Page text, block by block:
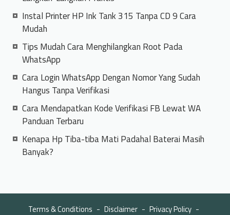
Instal Printer HP Ink Tank 315 Tanpa CD 9 Cara
Mudah
Tips Mudah Cara Menghilangkan Root Pada
WhatsApp
Cara Login WhatsApp Dengan Nomor Yang Sudah
Hangus Tanpa Verifikasi
Cara Mendapatkan Kode Verifikasi FB Lewat WA
Panduan Terbaru
Kenapa Hp Tiba-tiba Mati Padahal Baterai Masih
Banyak?
Terms & Conditions Disclaimer Privacy Policy